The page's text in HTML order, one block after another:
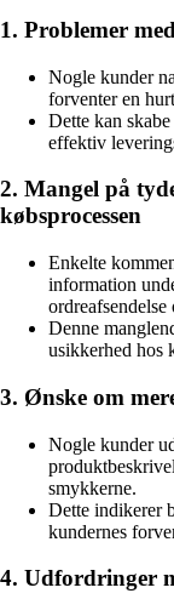
1. Problemer
Nogle kunder
forventer en
Dette kan
effektiv
2. Mangel på
købsprocessen
Enkelte
information
Denne
usikkerhed hos
3. Ønske om
Nogle kunder
smykkerne.
Dette indikerer
kundernes
4. Udfordringer